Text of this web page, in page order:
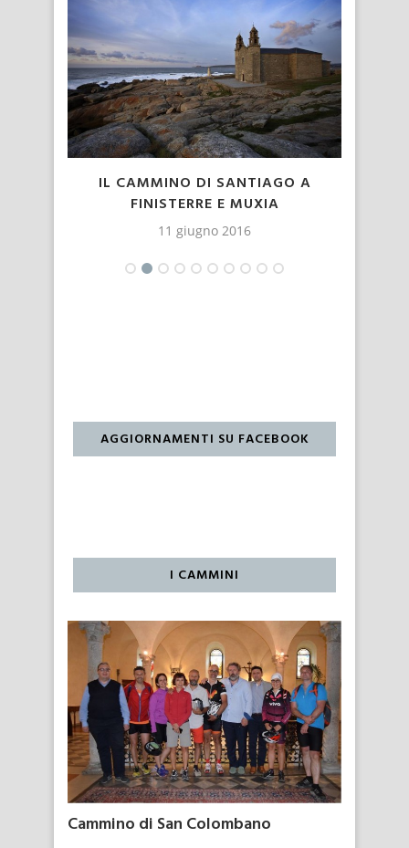
IL CAMMINO DI SANTIAGO A
FINISTERRE E MUXIA
11 giugno 2016
AGGIORNAMENTI SU FACEBOOK
I CAMMINI
Cammino di San Colombano